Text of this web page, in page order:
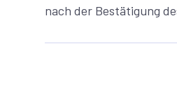
nach der Bestätigung